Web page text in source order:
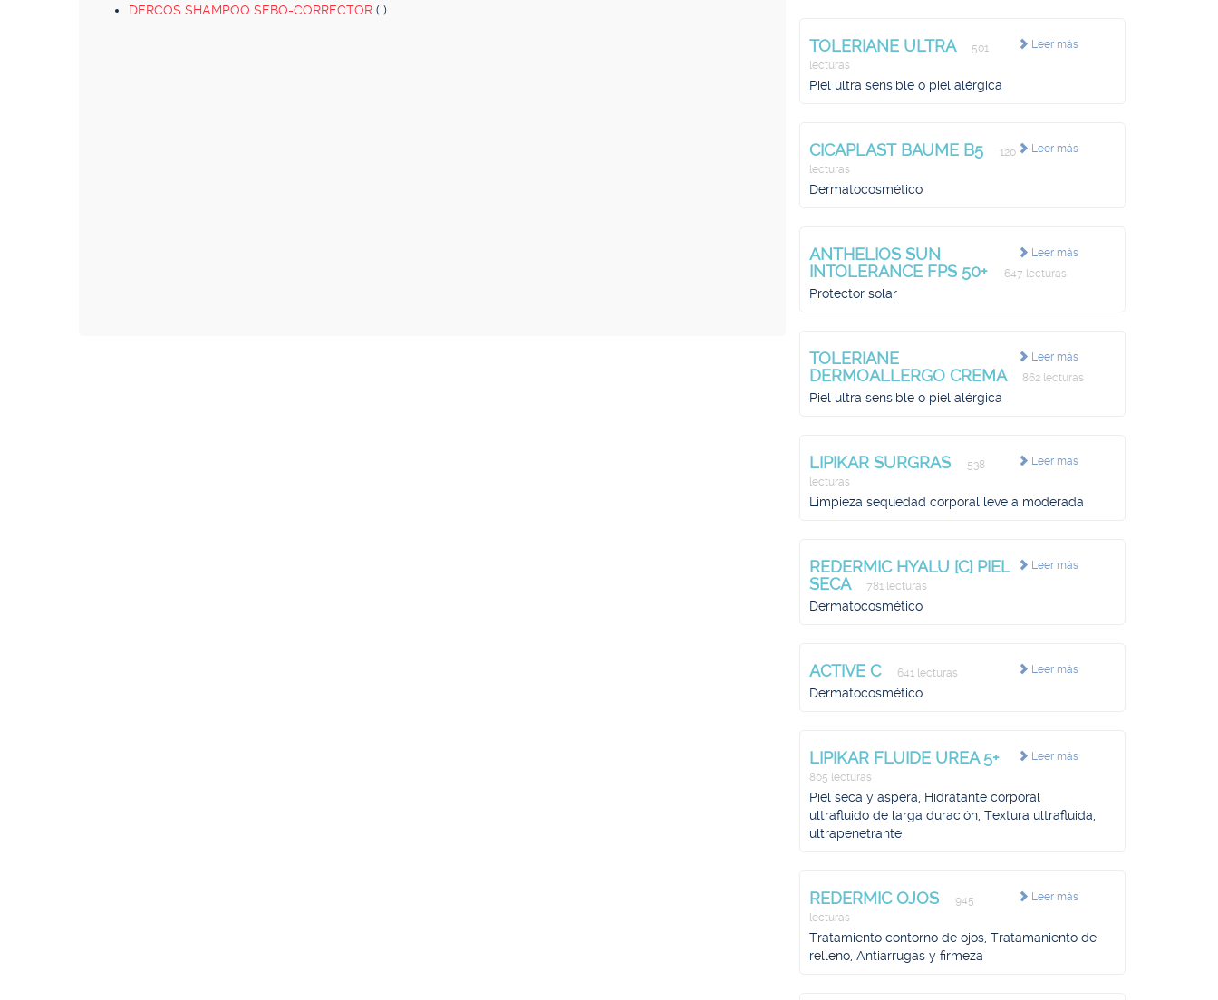
DERCOS SHAMPOO SEBO-CORRECTOR ( )
Leer más
TOLERIANE ULTRA
501
lecturas
Piel ultra sensible o piel alérgica
Leer más
CICAPLAST BAUME B5
120
lecturas
Dermatocosmético
Leer más
ANTHELIOS SUN
INTOLERANCE FPS 50+
647 lecturas
Protector solar
Leer más
TOLERIANE
DERMOALLERGO CREMA
862 lecturas
Piel ultra sensible o piel alérgica
Leer más
LIPIKAR SURGRAS
538
lecturas
Limpieza sequedad corporal leve a moderada
Leer más
REDERMIC HYALU [C] PIEL
SECA
781 lecturas
Dermatocosmético
Leer más
ACTIVE C 641 lecturas
Dermatocosmético
Leer más
LIPIKAR FLUIDE UREA 5+
805 lecturas
Piel seca y áspera, Hidratante corporal
ultrafluido de larga duración, Textura ultrafluida,
ultrapenetrante
Leer más
REDERMIC OJOS
945
lecturas
Tratamiento contorno de ojos, Tratamaniento de
relleno, Antiarrugas y firmeza